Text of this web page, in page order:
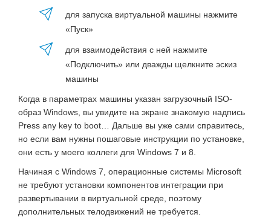
для запуска виртуальной машины нажмите
«Пуск»
для взаимодействия с ней нажмите
«Подключить» или дважды щелкните эскиз
машины
Когда в параметрах машины указан загрузочный ISO-
образ Windows, вы увидите на экране знакомую надпись
Press any key to boot… Дальше вы уже сами справитесь,
но если вам нужны пошаговые инструкции по установке,
они есть у моего коллеги для Windows 7 и 8.
Начиная с Windows 7, операционные системы Microsoft
не требуют установки компонентов интеграции при
развертывании в виртуальной среде, поэтому
дополнительных телодвижений не требуется.